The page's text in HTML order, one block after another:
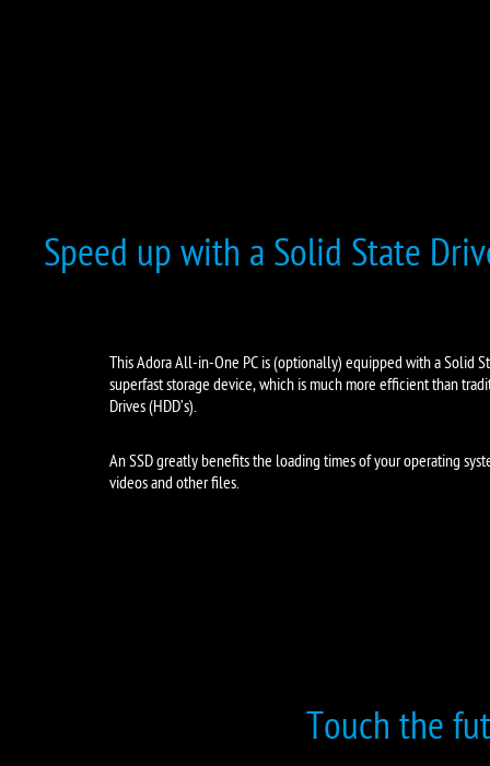
Speed up with a Solid State
This Adora All-in-One PC is (optionally) equipped with a Solid
superfast storage device, which is much more efficient than
Drives (HDD’s).
An SSD greatly benefits the loading times of your operating
videos and other files.
Touch the